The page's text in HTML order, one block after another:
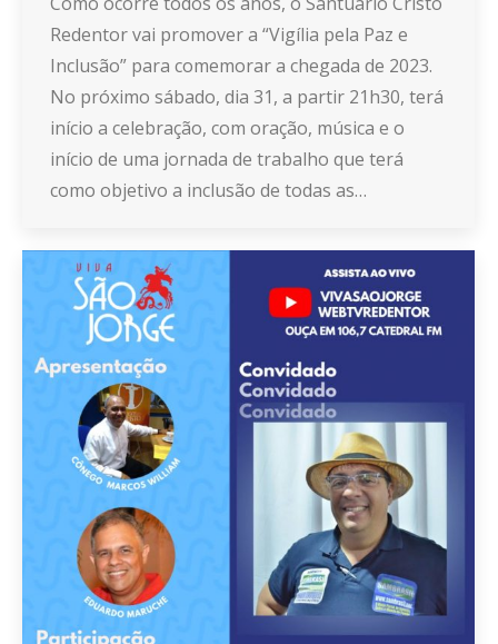
Redentor vai promover a “Vigília pela Paz e
Inclusão” para comemorar a chegada de 2023.
No próximo sábado, dia 31, a partir 21h30, terá
início a celebração, com oração, música e o
início de uma jornada de trabalho que terá
como objetivo a inclusão de todas as…